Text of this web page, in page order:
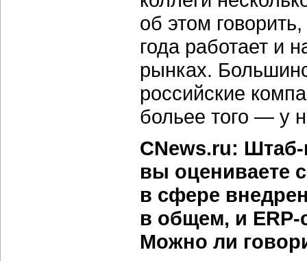
об этом
года работает и
рынках.
российские
больее того — у
CNews.ru:
вы оцениваете
в сфере
в общем, и ERP-
Можно ли